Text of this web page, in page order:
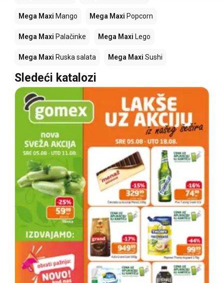
Mega Maxi Mango Mega Maxi Popcorn
Mega Maxi Palačinke Mega Maxi Lego
Mega Maxi Ruska salata Mega Maxi Sushi
Sledeći katalozi